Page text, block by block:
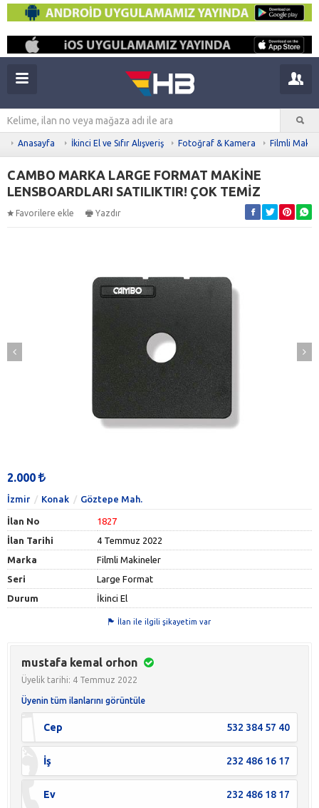
Anasayfa İkinci El ve Sıfır Alışveriş Fotoğraf & Kamera Filmli
CAMBO MARKA LARGE FORMAT MAKİNE
LENSBOARDLARI SATILIKTIR! ÇOK TEMİZ
Favorilere ekle Yazdır
2.000
İzmir Konak Göztepe Mah.
İlan No
1827
İlan Tarihi
4 Temmuz 2022
Marka
Filmli Makineler
Seri
Large Format
Durum
İkinci El
İlan ile ilgili şikayetim var
mustafa kemal orhon
Üyelik tarihi: 4 Temmuz 2022
Üyenin tüm ilanlarını görüntüle
Cep 532 384 57 40
İş 232 486 16 17
Ev 232 486 18 17